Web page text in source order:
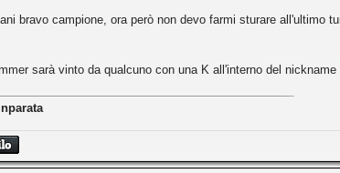
bravo campione, ora però non devo farmi sturare all'ultimo
sarà vinto da qualcuno con una K all'interno del nickname